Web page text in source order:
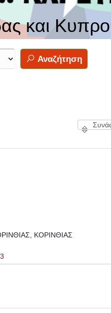
και
Αναζήτηση
ΚΟΡΙΝΘΙΑΣ